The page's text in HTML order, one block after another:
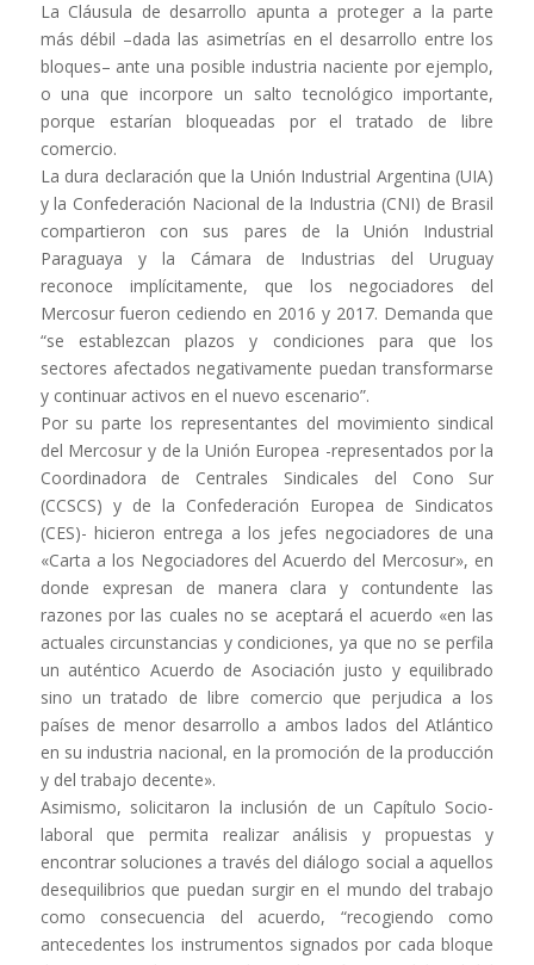
La Cláusula de desarrollo apunta a proteger a la parte
más débil –dada las asimetrías en el desarrollo entre los
bloques– ante una posible industria naciente por ejemplo,
o una que incorpore un salto tecnológico importante,
porque estarían bloqueadas por el tratado de libre
comercio.
La dura declaración que la Unión Industrial Argentina (UIA)
y la Confederación Nacional de la Industria (CNI) de Brasil
compartieron con sus pares de la Unión Industrial
Paraguaya y la Cámara de Industrias del Uruguay
reconoce implícitamente, que los negociadores del
Mercosur fueron cediendo en 2016 y 2017. Demanda que
“se establezcan plazos y condiciones para que los
sectores afectados negativamente puedan transformarse
y continuar activos en el nuevo escenario”.
Por su parte los representantes del movimiento sindical
del Mercosur y de la Unión Europea -representados por la
Coordinadora de Centrales Sindicales del Cono Sur
(CCSCS) y de la Confederación Europea de Sindicatos
(CES)- hicieron entrega a los jefes negociadores de una
«Carta a los Negociadores del Acuerdo del Mercosur», en
donde expresan de manera clara y contundente las
razones por las cuales no se aceptará el acuerdo «en las
actuales circunstancias y condiciones, ya que no se perfila
un auténtico Acuerdo de Asociación justo y equilibrado
sino un tratado de libre comercio que perjudica a los
países de menor desarrollo a ambos lados del Atlántico
en su industria nacional, en la promoción de la producción
y del trabajo decente».
Asimismo, solicitaron la inclusión de un Capítulo Socio-
laboral que permita realizar análisis y propuestas y
encontrar soluciones a través del diálogo social a aquellos
desequilibrios que puedan surgir en el mundo del trabajo
como consecuencia del acuerdo, “recogiendo como
antecedentes los instrumentos signados por cada bloque